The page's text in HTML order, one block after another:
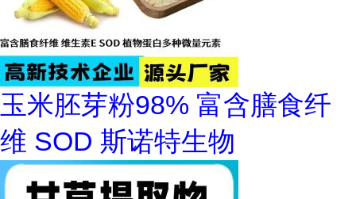
玉米胚芽粉98% 富含膳食纤
维 SOD 斯诺特生物